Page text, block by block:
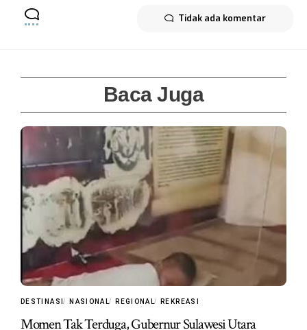
Tidak ada komentar
Baca Juga
DESTINASI NASIONAL REGIONAL REKREASI
Momen Tak Terduga, Gubernur Sulawesi Utara